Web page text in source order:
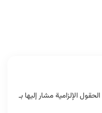
الحقول الإلزامية مشار إليها بـ